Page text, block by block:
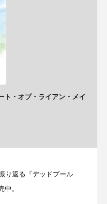
ト・オブ・ライアン・メイ
り返る『デッドプール
中。